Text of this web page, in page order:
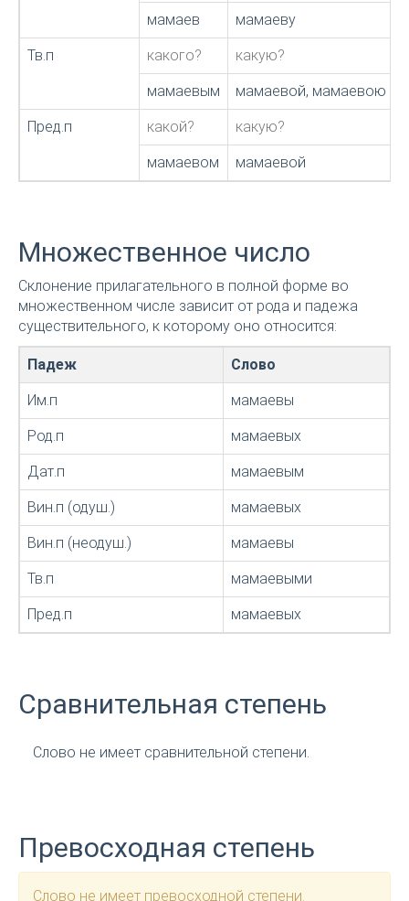
мамаев мамаеву
Тв.п какого? какую?
мамаевым мамаевой, мамаевою
Пред.п какой? какую?
мамаевом мамаевой
Множественное число
Склонение прилагательного в полной форме во
множественном числе зависит от рода и падежа
существительного, к которому оно относится:
Падеж Слово
Им.п мамаевы
Род.п мамаевых
Дат.п мамаевым
Вин.п (одуш.) мамаевых
Вин.п (неодуш.) мамаевы
Тв.п мамаевыми
Пред.п мамаевых
Сравнительная степень
Слово не имеет сравнительной степени.
Превосходная степень
Слово не имеет превосходной степени.